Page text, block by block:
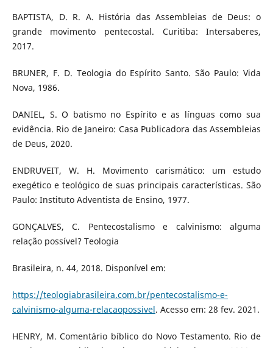
BAPTISTA, D. R. A. História das Assembleias de Deus: o
grande movimento pentecostal. Curitiba: Intersaberes,
2017.
BRUNER, F. D. Teologia do Espírito Santo. São Paulo: Vida
Nova, 1986.
DANIEL, S. O batismo no Espírito e as línguas como sua
evidência. Rio de Janeiro: Casa Publicadora das Assembleias
de Deus, 2020.
ENDRUVEIT, W. H. Movimento carismático: um estudo
exegético e teológico de suas principais características. São
Paulo: Instituto Adventista de Ensino, 1977.
GONÇALVES, C. Pentecostalismo e calvinismo: alguma
relação possível? Teologia
Brasileira, n. 44, 2018. Disponível em:
https://teologiabrasileira.com.br/pentecostalismo-e-
calvinismo-alguma-relacaopossivel. Acesso em: 28 fev. 2021.
HENRY, M. Comentário bíblico do Novo Testamento. Rio de